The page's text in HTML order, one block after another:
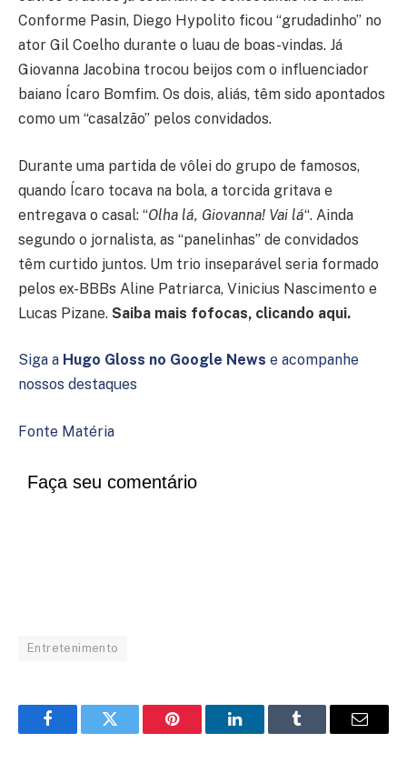
Conforme Pasin, Diego Hypolito ficou “grudadinho” no
ator Gil Coelho durante o luau de boas-vindas. Já
Giovanna Jacobina trocou beijos com o influenciador
baiano Ícaro Bomfim. Os dois, aliás, têm sido apontados
como um “casalzão” pelos convidados.
Durante uma partida de vôlei do grupo de famosos,
quando Ícaro tocava na bola, a torcida gritava e
entregava o casal: “Olha lá, Giovanna! Vai lá“. Ainda
segundo o jornalista, as “panelinhas” de convidados
têm curtido juntos. Um trio inseparável seria formado
pelos ex-BBBs Aline Patriarca, Vinicius Nascimento e
Lucas Pizane. Saiba mais fofocas, clicando aqui.
Siga a Hugo Gloss no Google News e acompanhe
nossos destaques
Fonte Matéria
Faça seu comentário
Entretenimento
FacebookTwitter Pinterest LinkedInTumblr Email